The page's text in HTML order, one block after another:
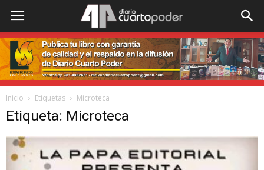
Inicio Etiquetas Microteca
Etiqueta: Microteca